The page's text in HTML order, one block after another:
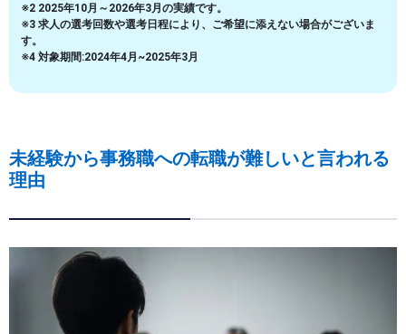
※2 2025年10月～2026年3月の実績です。
※3 求人の選考回数や選考日程により、ご希望に添えない場合がございま
す。
※4 対象期間:2024年4月~2025年3月
未経験から事務職への転職が難しいと言われる
理由